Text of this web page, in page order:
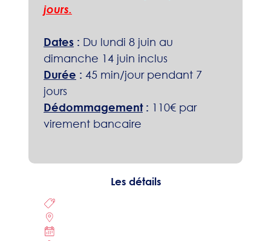
jours.
Dates : Du lundi 8 juin au
dimanche 14 juin inclus
Durée : 45 min/jour pendant 7
jours
Dédommagement: 110€ par
virement bancaire
Les détails